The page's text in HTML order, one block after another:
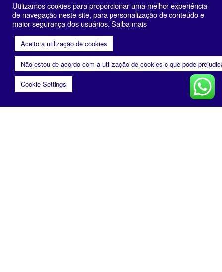
Assine a Newsletter e receba novidades sobre
inovação e negócios pela lente do design
Utilizamos cookies para proporcionar uma melhor experiência
de navegação neste site, para personalização de conteúdo e
maior segurança dos usuários. Saiba mais
Aceito a utilização de cookies
Não estou de acordo com a utilização de cookies o que pode
Cookie Settings